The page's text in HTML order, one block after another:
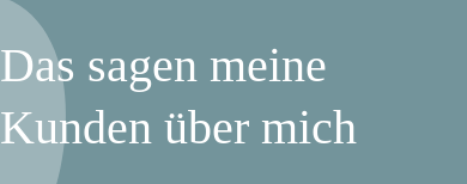
Das sagen meine
Kunden über mich